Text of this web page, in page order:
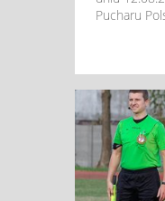
Pucharu